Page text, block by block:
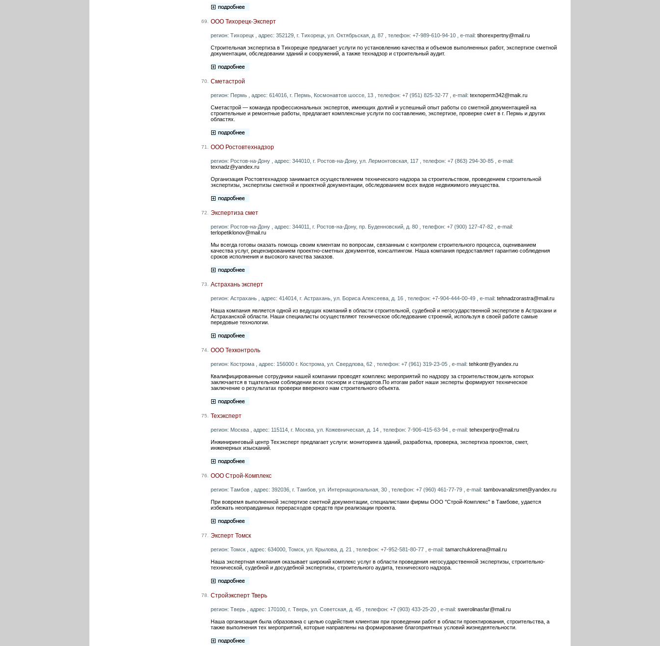
69. ООО Тихорецк-Эксперт
регион: Тихорецк , адрес: 352129, г. Тихорецк, ул. Октябрьская, д. 87 , телефон: +7-989-610-94-10 , e-mail: tihorexpertny@mail.ru
Строительная экспертиза в Тихорецке предлагает услуги по установлению качества и объемов выполненных работ, экспертизе сметной
документации, обследовании зданий и сооружений, а также технадзор и строительный аудит.
70. Сметастрой
регион: Пермь , адрес: 614016, г. Пермь, Космонавтов шоссе, 13 , телефон: +7 (951) 825-32-77 , e-mail: texnoperm342@maik.ru
Сметастрой — команда профессиональных экспертов, имеющих долгий и успешный опыт работы со сметной документацией на
строительные и ремонтные работы, предлагает комплексные услуги по составлению, экспертизе, проверке смет в г. Пермь и других
областях.
71. ООО Ростовтехнадзор
регион: Ростов-на-Дону , адрес: 344010, г. Ростов-на-Дону, ул. Лермонтовская, 117 , телефон: +7 (863) 294-30-85 , e-mail:
texnadz@yandex.ru
Организация Ростовтехнадзор занимается осуществлением технического надзора за строительством, проведением строительной
экспертизы, экспертизы сметной и проектной документации, обследованием всех видов недвижимого имущества.
72. Экспертиза смет
регион: Ростов-на-Дону , адрес: 344011, г. Ростов-на-Дону, пр. Буденновский, д. 80 , телефон: +7 (900) 127-47-82 , e-mail:
terlopetiklonov@mail.ru
Мы всегда готовы оказать помощь своим клиентам по вопросам, связанным с контролем строительного процесса, оцениванием
качества услуг, рецензированием проектно-сметных документов, консалтингом. Наша компания предоставляет гарантию соблюдения
сроков исполнения и высокого качества заказов.
73. Астрахань эксперт
регион: Астрахань , адрес: 414014, г. Астрахань, ул. Бориса Алексеева, д. 16 , телефон: +7-904-444-00-49 , e-mail: tehnadzorastra@mail.ru
Наша компания является одной из ведущих компаний в области строительной, судебной и негосударственной экспертизе в Астрахани и
Астраханской области. Наши специалисты осуществляют техническое обследование строений, используя в своей работе самые
передовые технологии.
74. ООО Техконтроль
регион: Кострома , адрес: 156000 г. Кострома, ул. Свердлова, 62 , телефон: +7 (961) 319-23-05 , e-mail: tehkontr@yandex.ru
Квалифицированные сотрудники нашей компании проводят комплекс мероприятий по надзору за строительством,цель которых
заключается в тщательном соблюдении всех госнорм и стандартов.По итогам работ наши эксперты формируют техническое
заключение о результатах проверки ввереного нам строительного объекта.
75. Техэксперт
регион: Москва , адрес: 115114, г. Москва, ул. Кожевническая, д. 14 , телефон: 7-906-415-63-94 , e-mail: tehexpertjro@mail.ru
Инжиниринговый центр Техэксперт предлагает услуги: мониторинга зданий, разработка, проверка, экспертиза проектов, смет,
инженерных изысканий.
76. ООО Строй-Комплекс
регион: Тамбов , адрес: 392036, г. Тамбов, ул. Интернациональная, 30 , телефон: +7 (960) 461-77-79 , e-mail: tambovanalizsmet@yandex.ru
При вовремя выполненной экспертизе сметной документации, специалистами фирмы ООО "Строй-Комплекс" в Тамбове, удается
избежать неоправданных перерасходов средств при реализации проекта.
77. Эксперт Томск
регион: Томск , адрес: 634000, Томск, ул. Крылова, д. 21 , телефон: +7-952-581-80-77 , e-mail: tamarchuklorena@mail.ru
Наша экспертная компания оказывает широкий комплекс услуг в области проведения негосударственной экспертизы, строительно-
технической, судебной и досудебной экспертизы, строительного аудита, технического надзора.
78. Стройэксперт Тверь
регион: Тверь , адрес: 170100, г. Тверь, ул. Советская, д. 45 , телефон: +7 (903) 433-25-20 , e-mail: swerolinasfar@mail.ru
Наша организация была образована с целью содействия клиентам при проведении работ в области проектирования, строительства, а
также выполнения тех мероприятий, которые направлены на формирование благоприятных условий жизнедеятельности.